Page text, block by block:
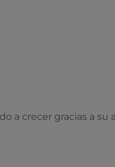
a crecer gracias a